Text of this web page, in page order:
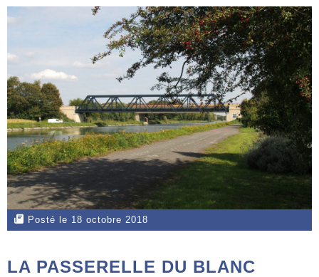
Posté le 18 octobre 2018
LA PASSERELLE DU BLANC